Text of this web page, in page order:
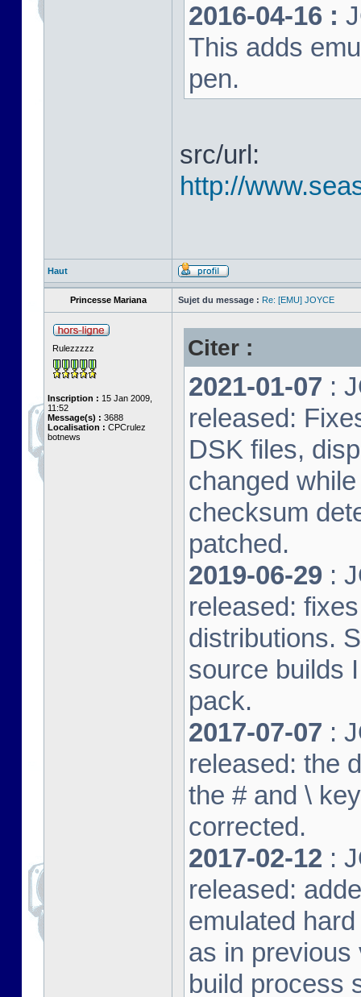
2016-04-16 :
This adds
pen.
src/url:
http://
Haut
Princesse Mariana Sujet du message : Re: [EMU] JOYCE
Rulezzzzz
Inscription : 15 Jan 2009,
11:52
Message(s) : 3688
Localisation : CPCrulez
botnews
Citer :
2021-01-07 :
released:
DSK files,
changed
checksum
patched.
2019-06-29 :
released:
distributions.
source builds
pack.
2017-07-07 :
released: the
the # and \
corrected.
2017-02-12 :
released:
emulated
as in previous
build process